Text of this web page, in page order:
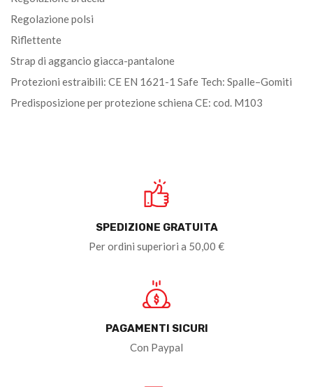
Regolazione polsi
Riflettente
Strap di aggancio giacca-pantalone
Protezioni estraibili: CE EN 1621-1 Safe Tech: Spalle–Gomiti
Predisposizione per protezione schiena CE: cod. M103
SPEDIZIONE GRATUITA
Per ordini superiori a 50,00 €
PAGAMENTI SICURI
Con Paypal